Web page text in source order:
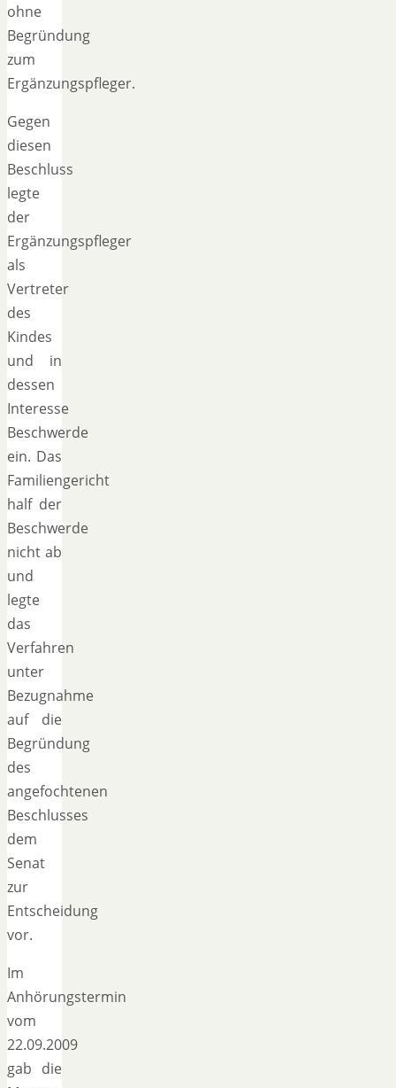
ohne
Begründung
zum
Ergänzungspfleger.
Gegen
diesen
Beschluss
legte
der
Ergänzungspfleger
als
Vertreter
des
Kindes
und in
dessen
Interesse
Beschwerde
ein. Das
Familiengericht
half der
Beschwerde
nicht ab
und
legte
das
Verfahren
unter
Bezugnahme
auf die
Begründung
des
angefochtenen
Beschlusses
dem
Senat
zur
Entscheidung
vor.
Im
Anhörungstermin
vom
22.09.2009
gab die